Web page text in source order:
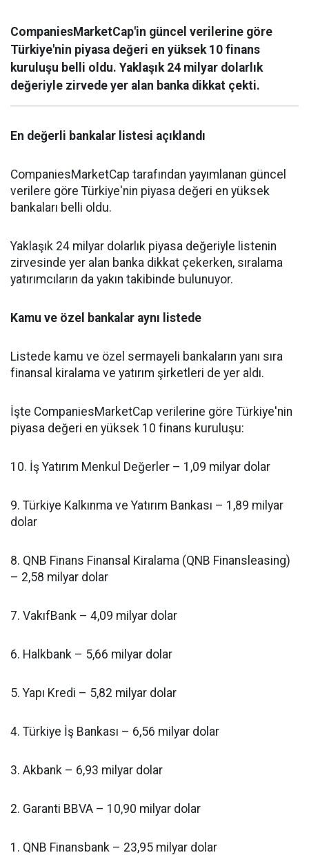
CompaniesMarketCap'in güncel verilerine göre
Türkiye'nin piyasa değeri en yüksek 10 finans
kuruluşu belli oldu. Yaklaşık 24 milyar dolarlık
değeriyle zirvede yer alan banka dikkat çekti.
En değerli bankalar listesi açıklandı
CompaniesMarketCap tarafından yayımlanan güncel
verilere göre Türkiye'nin piyasa değeri en yüksek
bankaları belli oldu.
Yaklaşık 24 milyar dolarlık piyasa değeriyle listenin
zirvesinde yer alan banka dikkat çekerken, sıralama
yatırımcıların da yakın takibinde bulunuyor.
Kamu ve özel bankalar aynı listede
Listede kamu ve özel sermayeli bankaların yanı sıra
finansal kiralama ve yatırım şirketleri de yer aldı.
İşte CompaniesMarketCap verilerine göre Türkiye'nin
piyasa değeri en yüksek 10 finans kuruluşu:
10. İş Yatırım Menkul Değerler – 1,09 milyar dolar
9. Türkiye Kalkınma ve Yatırım Bankası – 1,89 milyar
dolar
8. QNB Finans Finansal Kiralama (QNB Finansleasing)
– 2,58 milyar dolar
7. VakıfBank – 4,09 milyar dolar
6. Halkbank – 5,66 milyar dolar
5. Yapı Kredi – 5,82 milyar dolar
4. Türkiye İş Bankası – 6,56 milyar dolar
3. Akbank – 6,93 milyar dolar
2. Garanti BBVA – 10,90 milyar dolar
1. QNB Finansbank – 23,95 milyar dolar